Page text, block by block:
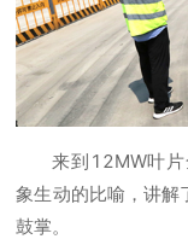
来到12MW叶
象生动的比喻，讲解
鼓掌。